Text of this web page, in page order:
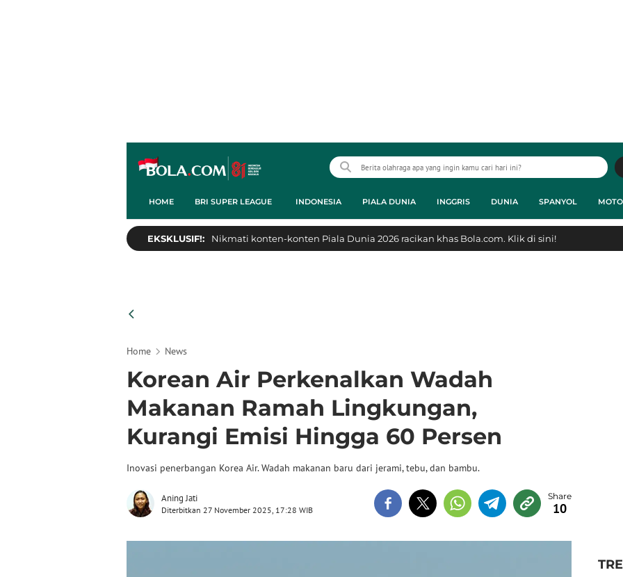
HOME BRI SUPER LEAGUE INDONESIA PIALA DUNIA INGGRIS DUNIA SPANYOL
EKSKLUSIF!: Nikmati konten-konten Piala Dunia 2026 racikan khas Bola.com. Klik di sini!
Home News
Korean Air Perkenalkan Wadah
Makanan Ramah Lingkungan,
Kurangi Emisi Hingga 60 Persen
Inovasi penerbangan Korea Air. Wadah makanan baru dari jerami, tebu, dan bambu.
Aning Jati
Diterbitkan 27 November 2025, 17:28 WIB 10